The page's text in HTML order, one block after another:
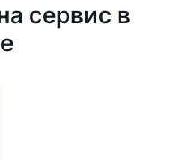
сервис в